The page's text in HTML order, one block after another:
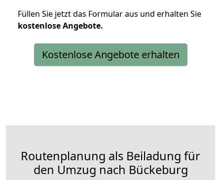
Füllen Sie jetzt das Formular aus und erhalten Sie
kostenloseAngebote.
Kostenlose Angebote erhalten
Routenplanung als Beiladung für
den Umzug nach Bückeburg